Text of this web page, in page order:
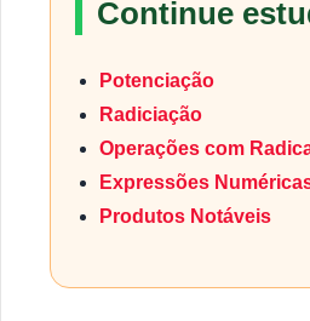
Continue
Potenciação
Radiciação
Operações com
Expressões
Produtos Notáveis